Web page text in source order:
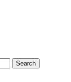
Search